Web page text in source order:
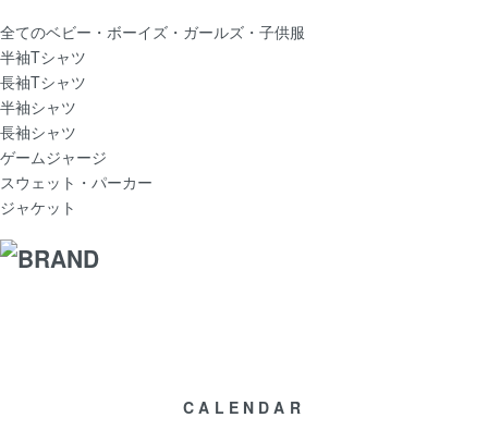
全てのベビー・ボーイズ・ガールズ・子供服
半袖Tシャツ
長袖Tシャツ
半袖シャツ
長袖シャツ
ゲームジャージ
スウェット・パーカー
ジャケット
CALENDAR